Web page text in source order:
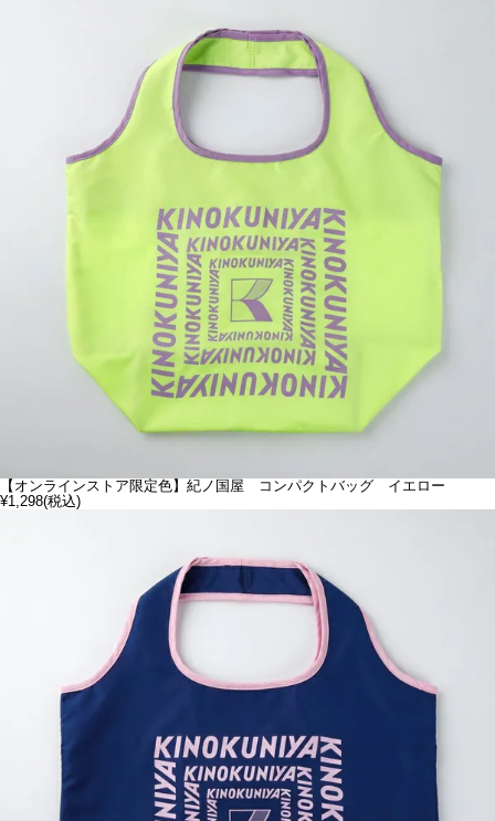
【オンラインストア限定色】紀ノ国屋 コンパクトバッグ イエロー
¥1,298(税込)